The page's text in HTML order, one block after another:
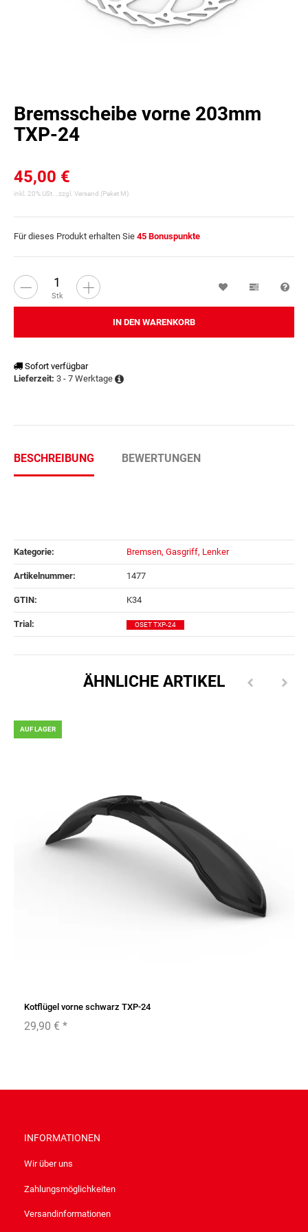
Bremsscheibe vorne 203mm
TXP-24
45,00 €
inkl. 20% USt. , zzgl. Versand (Paket M)
Für dieses Produkt erhalten Sie 45 Bonuspunkte
Stk
IN DEN WARENKORB
Sofort verfügbar
Lieferzeit: 3 - 7 Werktage
Wunschzettel
BESCHREIBUNG BEWERTUNGEN
Kategorie: Bremsen, Gasgriff, Lenker
Artikelnummer: 1477
GTIN: K34
Trial‍: OSET TXP-24
ÄHNLICHE ARTIKEL
AUF LAGER
Kotflügel vorne schwarz TXP-24
29,90 € *
INFORMATIONEN
Wir über uns
Zahlungsmöglichkeiten
Versandinformationen